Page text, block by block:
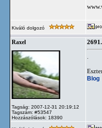
Kiváló dolgozó
Raxel
Tagság: 2007-12-31 20:19:12
Tagszám: #53547
Hozzászólások: 18390
2691.
Blog